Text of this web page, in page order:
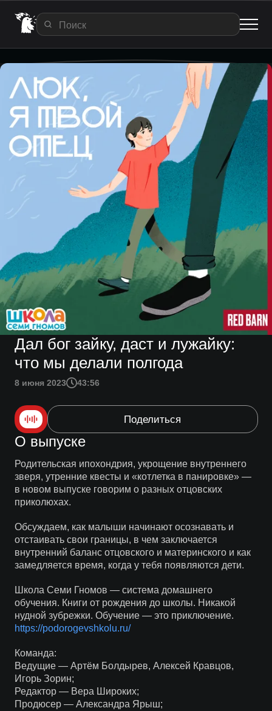
Дал бог зайку, даст и лужайку:
что мы делали полгода
8 июня 2023 43:56
Поделиться
О выпуске
Родительская ипохондрия, укрощение внутреннего
зверя, утренние квесты и «котлетка в панировке» —
в новом выпуске говорим о разных отцовских
приколюхах.
Обсуждаем, как малыши начинают осознавать и
отстаивать свои границы, в чем заключается
внутренний баланс отцовского и материнского и как
замедляется время, когда у тебя появляются дети.
Школа Семи Гномов — система домашнего
обучения. Книги от рождения до школы. Никакой
нудной зубрежки. Обучение — это приключение.
https://podorogevshkolu.ru/
Команда:
Ведущие — Артём Болдырев, Алексей Кравцов,
Игорь Зорин;
Редактор — Вера Широких;
Продюсер — Александра Ярыш;